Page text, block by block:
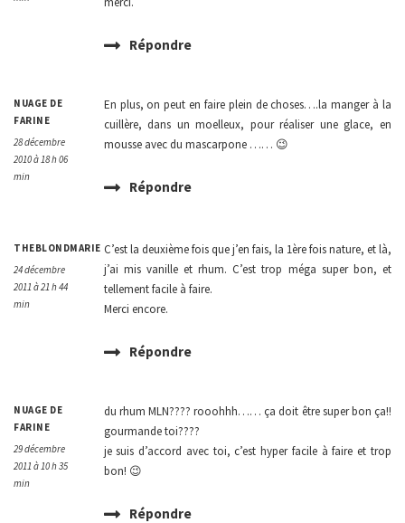
Répondre
NUAGE DE
FARINE
28 décembre
2010 à 18 h 06
min
En plus, on peut en faire plein de choses….la manger à la
cuillère, dans un moelleux, pour réaliser une glace, en
mousse avec du mascarpone …… 😉
Répondre
THEBLONDMARIE
24 décembre
2011 à 21 h 44
min
C’est la deuxième fois que j’en fais, la 1ère fois nature, et là,
j’ai mis vanille et rhum. C’est trop méga super bon, et
tellement facile à faire.
Merci encore.
Répondre
NUAGE DE
FARINE
29 décembre
2011 à 10 h 35
min
du rhum MLN???? rooohhh…… ça doit être super bon ça!!
gourmande toi????
je suis d’accord avec toi, c’est hyper facile à faire et trop
bon! 😉
Répondre